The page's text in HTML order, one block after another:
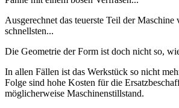
Ausgerechnet das teuerste Teil der Maschine
schnellsten...
Die Geometrie der Form ist doch nicht so,
In allen Fällen ist das Werkstück so nicht
Folge sind hohe Kosten für die
möglicherweise Maschinenstillstand.